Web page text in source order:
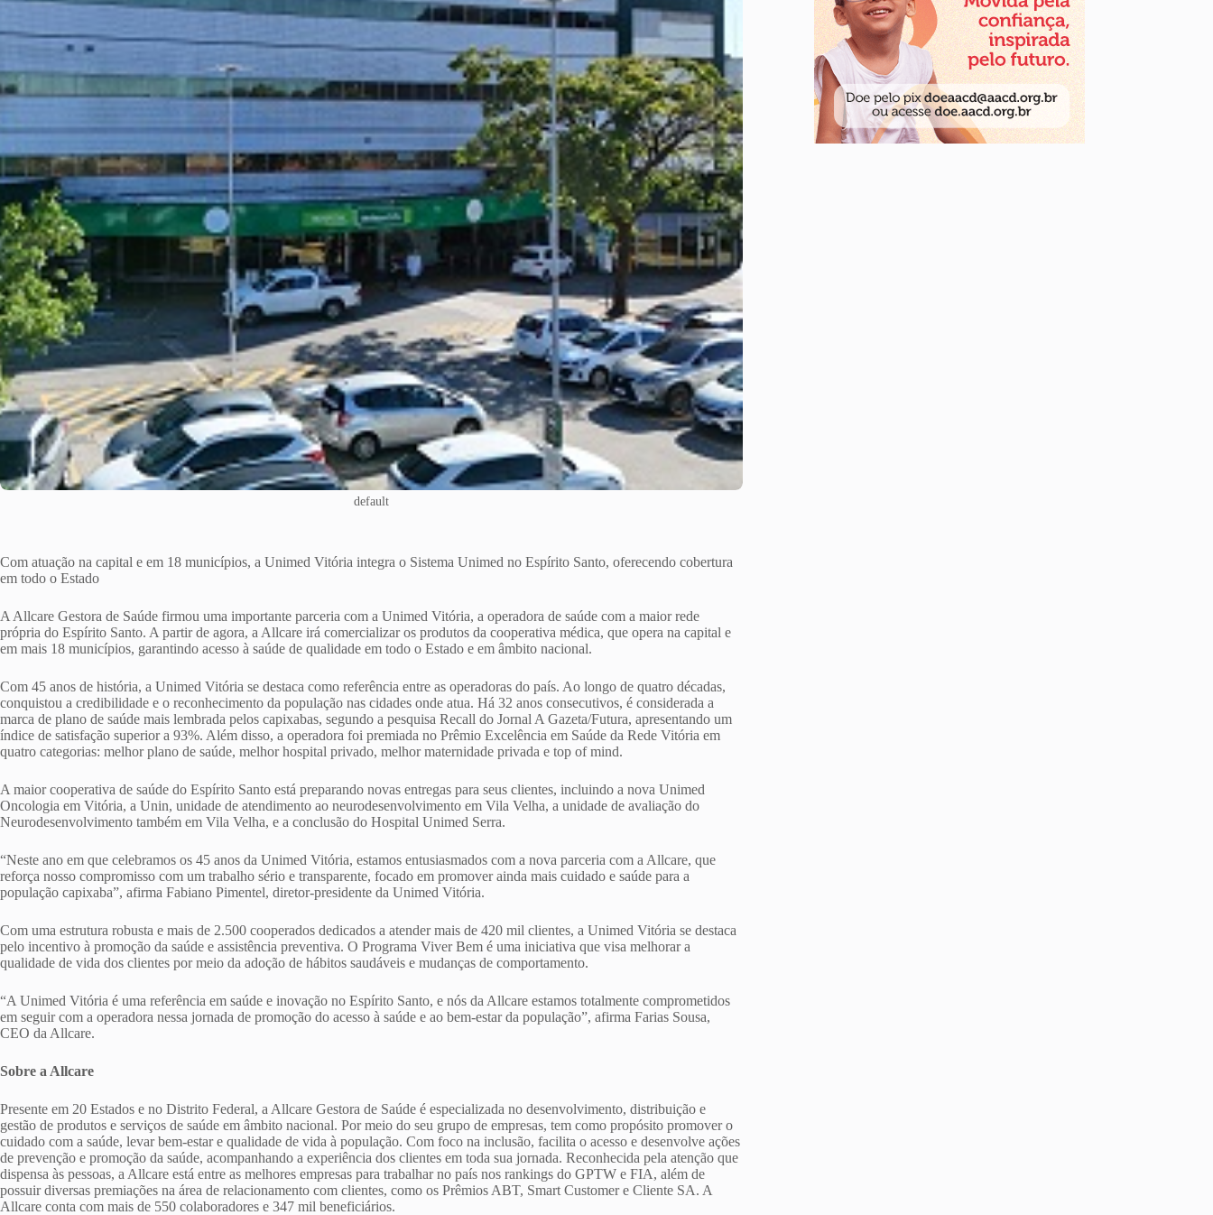
default
Com atuação na capital e em 18 municípios, a Unimed Vitória integra o Sistema Unimed no Espírito Santo, oferecendo cobertura
em todo o Estado
A Allcare Gestora de Saúde firmou uma importante parceria com a Unimed Vitória, a operadora de saúde com a maior rede
própria do Espírito Santo. A partir de agora, a Allcare irá comercializar os produtos da cooperativa médica, que opera na capital e
em mais 18 municípios, garantindo acesso à saúde de qualidade em todo o Estado e em âmbito nacional.
Com 45 anos de história, a Unimed Vitória se destaca como referência entre as operadoras do país. Ao longo de quatro décadas,
conquistou a credibilidade e o reconhecimento da população nas cidades onde atua. Há 32 anos consecutivos, é considerada a
marca de plano de saúde mais lembrada pelos capixabas, segundo a pesquisa Recall do Jornal A Gazeta/Futura, apresentando um
índice de satisfação superior a 93%. Além disso, a operadora foi premiada no Prêmio Excelência em Saúde da Rede Vitória em
quatro categorias: melhor plano de saúde, melhor hospital privado, melhor maternidade privada e top of mind.
A maior cooperativa de saúde do Espírito Santo está preparando novas entregas para seus clientes, incluindo a nova Unimed
Oncologia em Vitória, a Unin, unidade de atendimento ao neurodesenvolvimento em Vila Velha, a unidade de avaliação do
Neurodesenvolvimento também em Vila Velha, e a conclusão do Hospital Unimed Serra.
“Neste ano em que celebramos os 45 anos da Unimed Vitória, estamos entusiasmados com a nova parceria com a Allcare, que
reforça nosso compromisso com um trabalho sério e transparente, focado em promover ainda mais cuidado e saúde para a
população capixaba”, afirma Fabiano Pimentel, diretor-presidente da Unimed Vitória.
Com uma estrutura robusta e mais de 2.500 cooperados dedicados a atender mais de 420 mil clientes, a Unimed Vitória se destaca
pelo incentivo à promoção da saúde e assistência preventiva. O Programa Viver Bem é uma iniciativa que visa melhorar a
qualidade de vida dos clientes por meio da adoção de hábitos saudáveis e mudanças de comportamento.
“A Unimed Vitória é uma referência em saúde e inovação no Espírito Santo, e nós da Allcare estamos totalmente comprometidos
em seguir com a operadora nessa jornada de promoção do acesso à saúde e ao bem-estar da população”, afirma Farias Sousa,
CEO da Allcare.
Sobre a Allcare
Presente em 20 Estados e no Distrito Federal, a Allcare Gestora de Saúde é especializada no desenvolvimento, distribuição e
gestão de produtos e serviços de saúde em âmbito nacional. Por meio do seu grupo de empresas, tem como propósito promover o
cuidado com a saúde, levar bem-estar e qualidade de vida à população. Com foco na inclusão, facilita o acesso e desenvolve ações
de prevenção e promoção da saúde, acompanhando a experiência dos clientes em toda sua jornada. Reconhecida pela atenção que
dispensa às pessoas, a Allcare está entre as melhores empresas para trabalhar no país nos rankings do GPTW e FIA, além de
possuir diversas premiações na área de relacionamento com clientes, como os Prêmios ABT, Smart Customer e Cliente SA. A
Allcare conta com mais de 550 colaboradores e 347 mil beneficiários.